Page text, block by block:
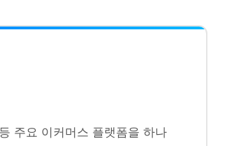
주요 이커머스 플랫폼을 하나